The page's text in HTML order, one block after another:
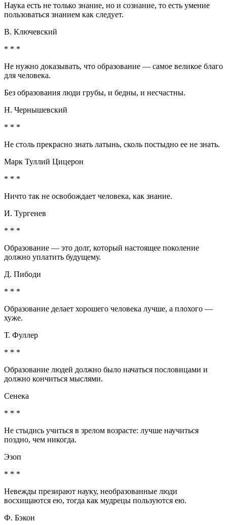
Наука есть не только знание, но и сознание, то есть умение
пользоваться знанием как следует.
В. Ключевский
* * *
Не нужно доказывать, что образование — самое великое благо
для человека.
Без образования люди грубы, и бедны, и несчастны.
Н. Чернышевский
* * *
Не столь прекрасно знать латынь, сколь постыдно ее не знать.
Марк Туллий Цицерон
* * *
Ничто так не освобождает человека, как знание.
И. Тургенев
* * *
Образование — это долг, который настоящее поколение
должно уплатить будущему.
Д. Пибоди
* * *
Образование делает хорошего человека лучше, а плохого —
хуже.
Т. Фуллер
* * *
Образование людей должно было начаться пословицами и
должно кончиться мыслями.
Сенека
* * *
Не стыдись учиться в зрелом возрасте: лучше научиться
поздно, чем никогда.
Эзоп
* * *
Невежды презирают науку, необразованные люди
восхищаются ею, тогда как мудрецы пользуются ею.
Ф. Бэкон